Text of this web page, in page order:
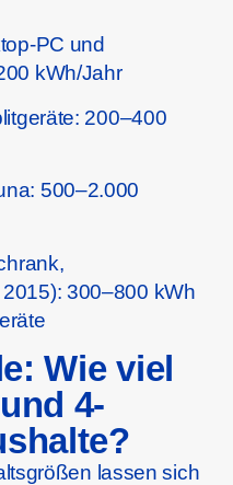
PC und
kWh/Jahr
200–400
500–2.000
300–800 kWh
Wie viel
4-
lassen sich